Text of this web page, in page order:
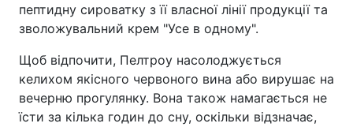
пептидну сироватку з її власної лінії продукції та
зволожувальний крем "Усе в одному".
Щоб відпочити, Пелтроу насолоджується
келихом якісного червоного вина або вирушає на
вечерню прогулянку. Вона також намагається не
їсти за кілька годин до сну, оскільки відзначає,